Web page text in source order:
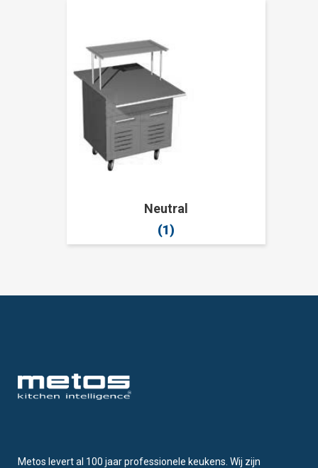
Neutral
(1)
Metos levert al 100 jaar professionele keukens. Wij zijn